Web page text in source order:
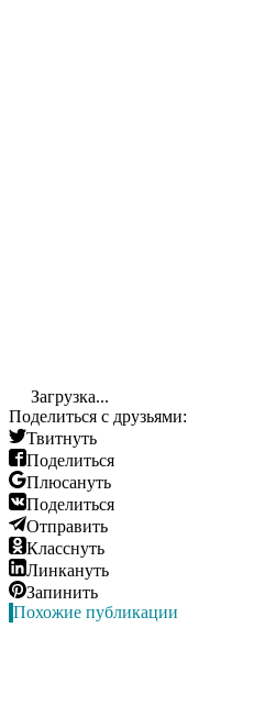
Загрузка...
Поделиться с друзьями:
Твитнуть
Поделиться
Плюсануть
Поделиться
Отправить
Класснуть
Линкануть
Запинить
Похожие публикации